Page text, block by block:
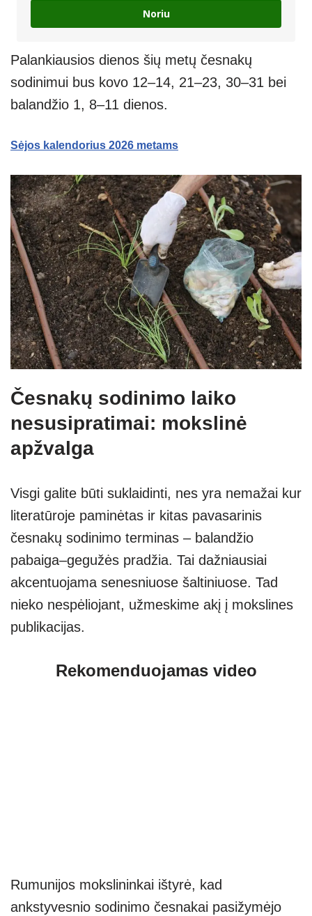
Noriu
Palankiausios dienos šių metų česnakų
sodinimui bus kovo 12–14, 21–23, 30–31 bei
balandžio 1, 8–11 dienos.
Sėjos kalendorius 2026 metams
Česnakų sodinimo laiko
nesusipratimai: mokslinė
apžvalga
Visgi galite būti suklaidinti, nes yra nemažai kur
literatūroje paminėtas ir kitas pavasarinis
česnakų sodinimo terminas – balandžio
pabaiga–gegužės pradžia. Tai dažniausiai
akcentuojama senesniuose šaltiniuose. Tad
nieko nespėliojant, užmeskime akį į mokslines
publikacijas.
Rekomenduojamas video
Rumunijos mokslininkai ištyrė, kad
ankstyvesnio sodinimo česnakai pasižymėjo